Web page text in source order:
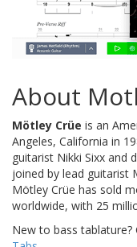
About
Mötley Crüe is an
Angeles, California in
guitarist Nikki Sixx and
joined by lead guitarist
Mötley Crüe has sold
worldwide, with 25
New to bass tablature?